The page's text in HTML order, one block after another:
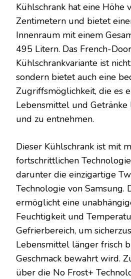
Kühlschrank hat eine Höhe
Zentimetern und bietet
Innenraum mit einem
495 Litern. Das French-
Kühlschrankvariante ist
sondern bietet auch eine
Zugriffsmöglichkeit, die es
Lebensmittel und
und zu entnehmen.
Dieser Kühlschrank ist mit
fortschrittlichen
darunter die einzigartige
Technologie von Samsung.
ermöglicht eine
Feuchtigkeit und
Gefrierbereich, um
Lebensmittel länger frisch
Geschmack bewahrt wird.
über die No Frost+